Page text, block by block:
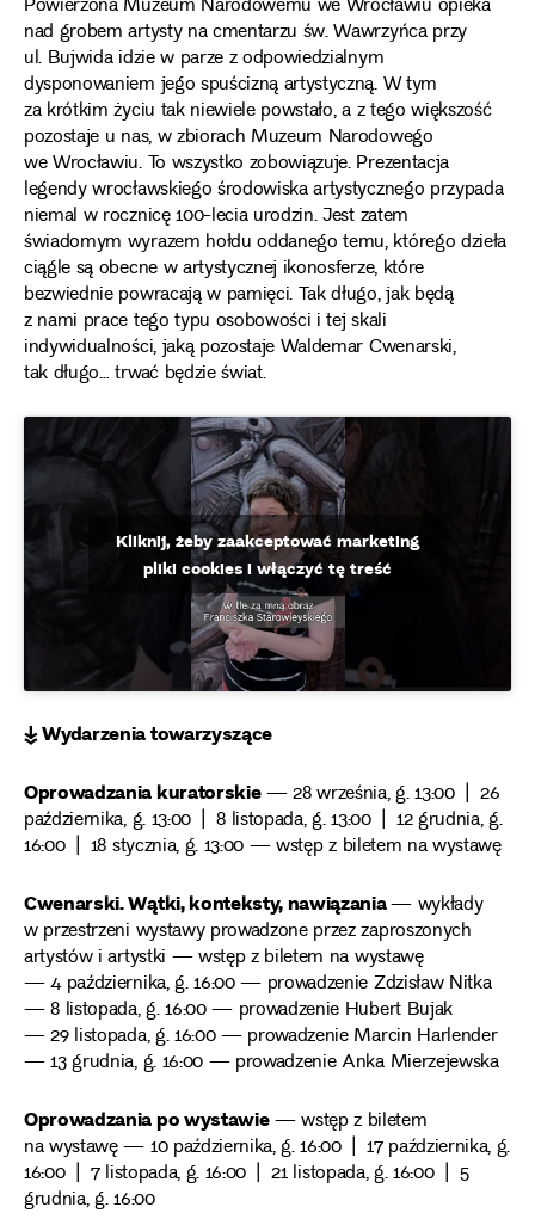
Powierzona Muzeum Narodowemu we Wrocławiu opieka
nad grobem artysty na cmentarzu św. Wawrzyńca przy
ul. Bujwida idzie w parze z odpowiedzialnym
dysponowaniem jego spuścizną artystyczną. W tym
za krótkim życiu tak niewiele powstało, a z tego większość
pozostaje u nas, w zbiorach Muzeum Narodowego
we Wrocławiu. To wszystko zobowiązuje. Prezentacja
legendy wrocławskiego środowiska artystycznego przypada
niemal w rocznicę 100-lecia urodzin. Jest zatem
świadomym wyrazem hołdu oddanego temu, którego dzieła
ciągle są obecne w artystycznej ikonosferze, które
bezwiednie powracają w pamięci. Tak długo, jak będą
z nami prace tego typu osobowości i tej skali
indywidualności, jaką pozostaje Waldemar Cwenarski,
tak długo… trwać będzie świat.
Kliknij, żeby zaakceptować marketing
pliki cookies i włączyć tę treść
↡ Wydarzenia towarzyszące
Oprowadzania kuratorskie— 28 września, g. 13:00 | 26
października, g. 13:00 | 8 listopada, g. 13:00 | 12 grudnia, g.
16:00 | 18 stycznia, g. 13:00 — wstęp z biletem na wystawę
Cwenarski. Wątki, konteksty, nawiązania— wykłady
w przestrzeni wystawy prowadzone przez zaproszonych
artystów i artystki — wstęp z biletem na wystawę
— 4 października, g. 16:00 — prowadzenie Zdzisław Nitka
— 8 listopada, g. 16:00 — prowadzenie Hubert Bujak
— 29 listopada, g. 16:00 — prowadzenie Marcin Harlender
— 13 grudnia, g. 16:00 — prowadzenie Anka Mierzejewska
Oprowadzania po wystawie— wstęp z biletem
na wystawę — 10 października, g. 16:00 | 17 października, g.
16:00 | 7 listopada, g. 16:00 | 21 listopada, g. 16:00 | 5
grudnia, g. 16:00